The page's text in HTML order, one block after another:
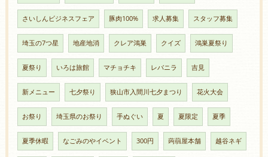
さいしんビジネスフェア 豚肉100% 求人募集 スタッフ募集
埼玉の7つ星 地産地消 クレア鴻巣 クイズ 鴻巣夏祭り
夏祭り いろは旅館 マチョチキ レバニラ 吉見
新メニュー 七夕祭り 狭山市入間川七夕まつり 花火大会
お祭り 埼玉県のお祭り 手ぬぐい 夏 夏限定 夏季
夏季休暇 なごみのやイベント 300円 蒟蒻屋本舗 越谷ネギ